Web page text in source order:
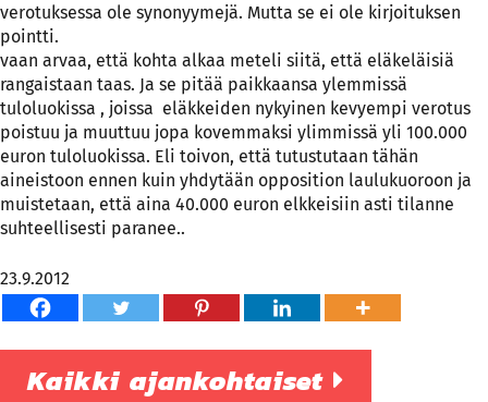
verotuksessa ole synonyymejä. Mutta se ei ole kirjoituksen
pointti.
vaan arvaa, että kohta alkaa meteli siitä, että eläkeläisiä
rangaistaan taas. Ja se pitää paikkaansa ylemmissä
tuloluokissa , joissa eläkkeiden nykyinen kevyempi verotus
poistuu ja muuttuu jopa kovemmaksi ylimmissä yli 100.000
euron tuloluokissa. Eli toivon, että tutustutaan tähän
aineistoon ennen kuin yhdytään opposition laulukuoroon ja
muistetaan, että aina 40.000 euron elkkeisiin asti tilanne
suhteellisesti paranee..
23.9.2012
Kaikki ajankohtaiset